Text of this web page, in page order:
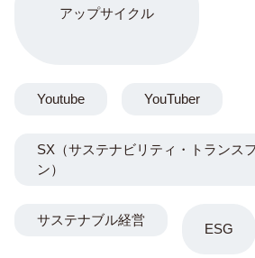
アップサイクル
ESG
Youtube YouTuber
SX（サステナビリティ・トランス
ン）
サステナブル経営